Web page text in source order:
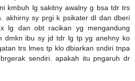
kmbuh lg sakitny awalny g bsa tdr trs
akhirny sy prgi k psikater dl dan dberi
lg dan obt racikan yg mengandung
dmkn ibu sy jd tdr lg tp yg anehny ko
trs lmes tp klo dbiarkan sndiri tnpa
sendiri. apakah itu pngaruh dr